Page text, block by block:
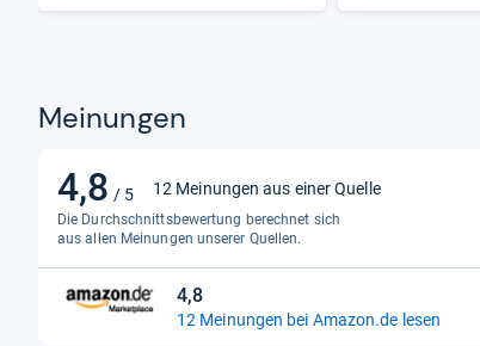
Meinungen
4,8 / 5
4,8
von
5
Sternen
12 Meinungen aus einer Quelle
Die Durchschnittsbewertung berechnet sich
aus allen Meinungen unserer Quellen.
4,8
4,8
von
12 Meinungen bei Amazon.de lesen